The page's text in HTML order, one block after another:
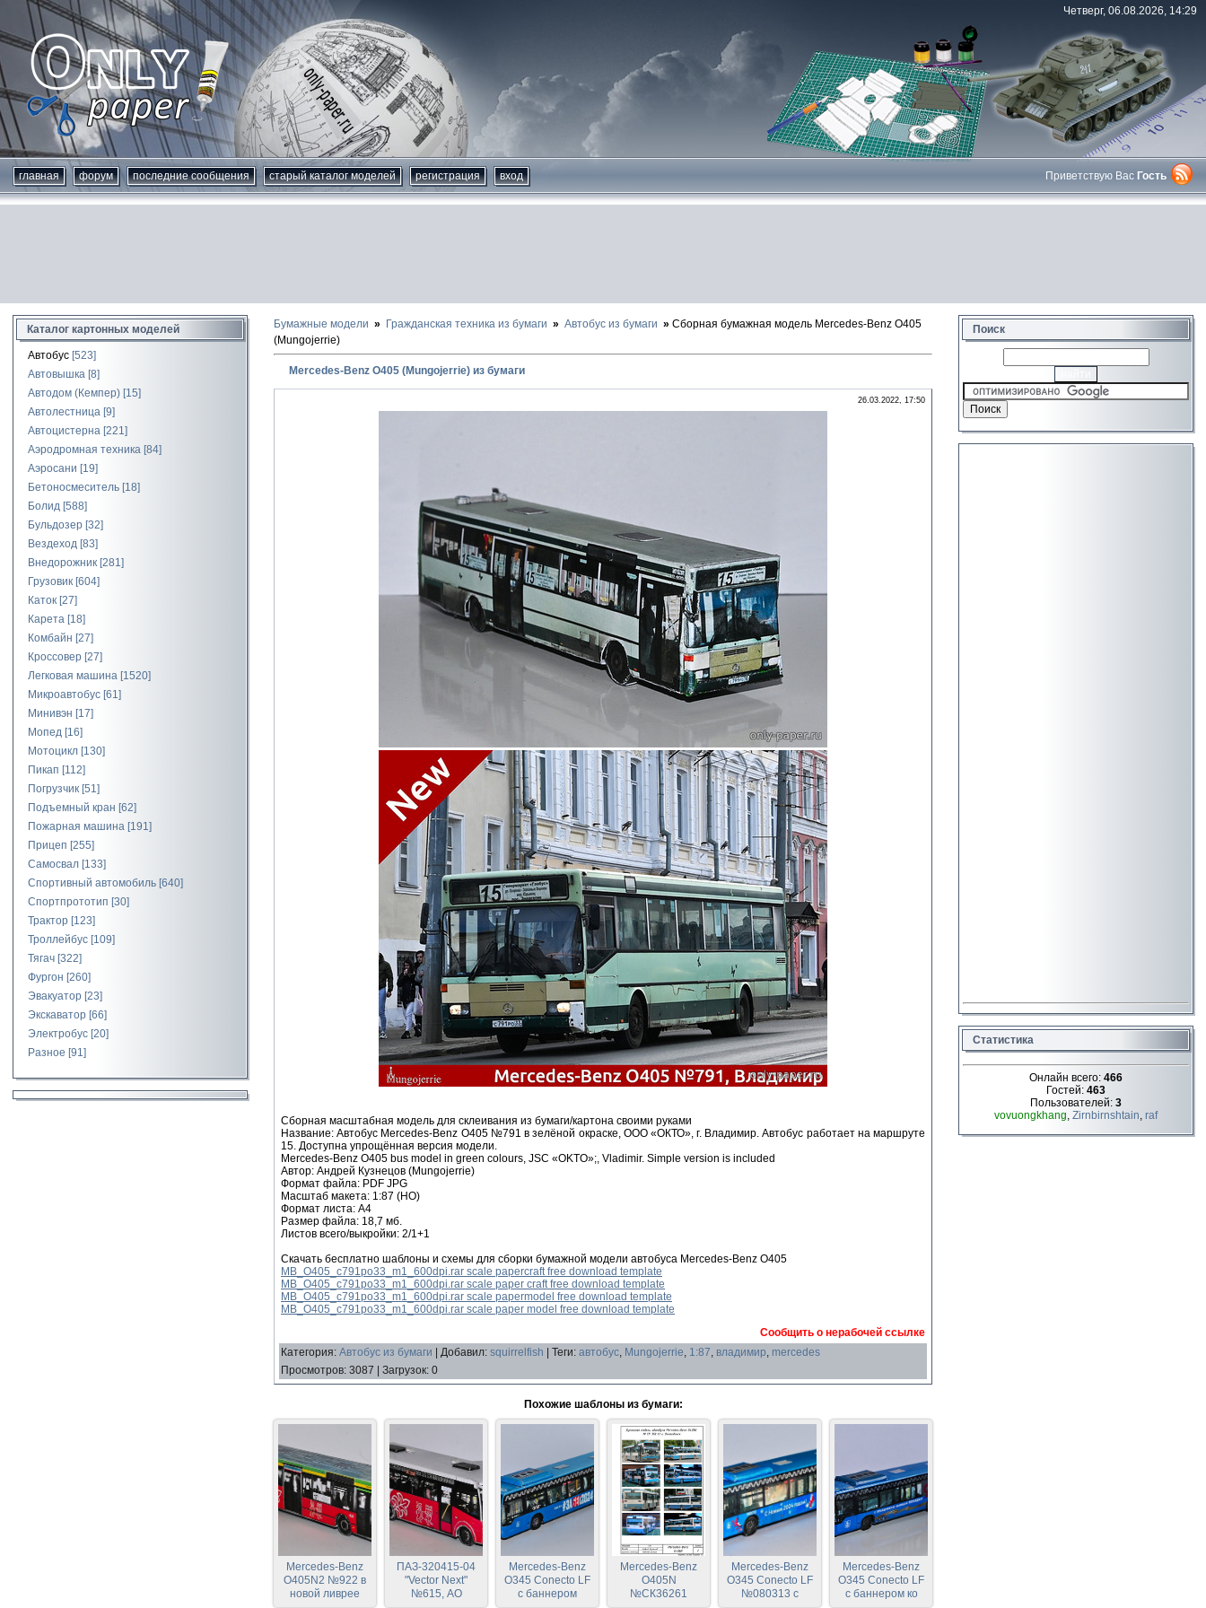
Четверг, 06.08.2026, 14:29
главная форум последние сообщения старый каталог моделей регистрация вход Приветствую Вас Гость
Каталог картонных моделей
Автобус [523]
Автовышка [8]
Автодом (Кемпер) [15]
Автолестница [9]
Автоцистерна [221]
Аэродромная техника [84]
Аэросани [19]
Бетоносмеситель [18]
Болид [588]
Бульдозер [32]
Вездеход [83]
Внедорожник [281]
Грузовик [604]
Каток [27]
Карета [18]
Комбайн [27]
Кроссовер [27]
Легковая машина [1520]
Микроавтобус [61]
Минивэн [17]
Мопед [16]
Мотоцикл [130]
Пикап [112]
Погрузчик [51]
Подъемный кран [62]
Пожарная машина [191]
Прицеп [255]
Самосвал [133]
Спортивный автомобиль [640]
Спортпрототип [30]
Трактор [123]
Троллейбус [109]
Тягач [322]
Фургон [260]
Эвакуатор [23]
Экскаватор [66]
Электробус [20]
Разное [91]
Бумажные модели Гражданская техника из бумаги Автобус из бумаги
Сборная бумажная модель Mercedes-Benz O405
(Mungojerrie)
Mercedes-Benz O405 (Mungojerrie) из бумаги
26.03.2022, 17:50
Сборная масштабная модель для склеивания из бумаги/картона своими руками
Название: Автобус Mercedes-Benz O405 №791 в зелёной окраске, ООО «ОКТО», г. Владимир. Автобус работает на маршруте
15. Доступна упрощённая версия модели.
Mercedes-Benz O405 bus model in green colours, JSC «OKTO»;, Vladimir. Simple version is included
Автор: Андрей Кузнецов (Mungojerrie)
Формат файла: PDF JPG
Масштаб макета: 1:87 (HO)
Формат листа: А4
Размер файла: 18,7 мб.
Листов всего/выкройки: 2/1+1
Скачать бесплатно шаблоны и схемы для сборки бумажной модели автобуса Mercedes-Benz O405
MB_O405_c791po33_m1_600dpi.rar scale papercraft free download template
MB_O405_c791po33_m1_600dpi.rar scale paper craft free download template
MB_O405_c791po33_m1_600dpi.rar scale papermodel free download template
MB_O405_c791po33_m1_600dpi.rar scale paper model free download template
Сообщить о нерабочей ссылке
Категория: Автобус из бумаги Добавил: squirrelfish Теги: автобус, Mungojerrie, 1:87, владимир, mercedes
Просмотров: 3087 Загрузок: 0
Похожие шаблоны из бумаги:
Mercedes-Benz
O405N2 №922 в
новой ливрее
ПАЗ-320415-04
"Vector Next"
№615, АО
Mercedes-Benz
O345 Conecto LF
с баннером
Mercedes-Benz
O405N
№СК36261
Mercedes-Benz
O345 Conecto LF
№080313 с
Mercedes-Benz
O345 Conecto LF
с баннером ко
Поиск
Статистика
Онлайн всего: 466
Гостей: 463
Пользователей: 3
vovuongkhang, Zirnbirnshtain, raf